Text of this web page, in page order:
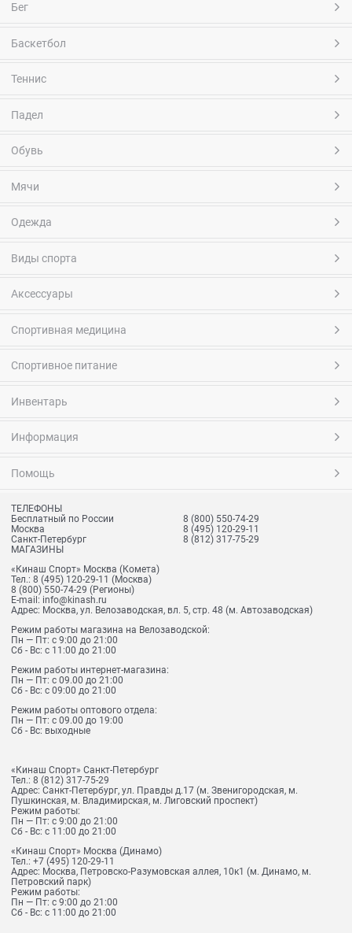
Бег
Баскетбол
Теннис
Падел
Обувь
Мячи
Одежда
Виды спорта
Аксессуары
Спортивная медицина
Спортивное питание
Инвентарь
Информация
Помощь
ТЕЛЕФОНЫ
Бесплатный по России
8 (800) 550-74-29
Москва
8 (495) 120-29-11
Санкт-Петербург
8 (812) 317-75-29
МАГАЗИНЫ
«Кинаш Спорт» Москва (Комета)
Тел.: 8 (495) 120-29-11 (Москва)
8 (800) 550-74-29 (Регионы)
E-mail: info@kinash.ru
Адрес: Москва, ул. Велозаводская, вл. 5, стр. 48 (м. Автозаводская)
Режим работы магазина на Велозаводской:
Пн — Пт: с 9:00 до 21:00
Сб - Вс: с 11:00 до 21:00
Режим работы интернет-магазина:
Пн — Пт: с 09.00 до 21:00
Сб - Вс: с 09:00 до 21:00
Режим работы оптового отдела:
Пн — Пт: с 09.00 до 19:00
Сб - Вс: выходные
«Кинаш Спорт» Санкт-Петербург
Тел.: 8 (812) 317-75-29
Адрес: Санкт-Петербург, ул. Правды д.17 (м. Звенигородская, м.
Пушкинская, м. Владимирская, м. Лиговский проспект)
Режим работы:
Пн — Пт: с 9:00 до 21:00
Сб - Вс: с 11:00 до 21:00
«Кинаш Спорт» Москва (Динамо)
Тел.: +7 (495) 120-29-11
Адрес: Москва, Петровско-Разумовская аллея, 10к1 (м. Динамо, м.
Петровский парк)
Режим работы:
Пн — Пт: с 9:00 до 21:00
Сб - Вс: с 11:00 до 21:00